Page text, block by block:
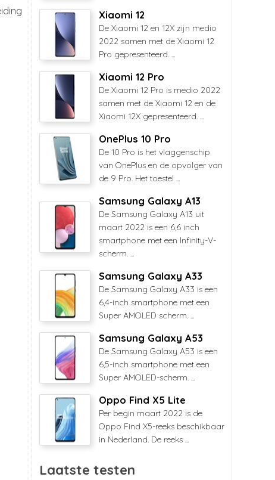
Xiaomi 12
De Xiaomi 12 en 12X zijn medio
2022 samen met de Xiaomi 12
Pro gepresenteerd. ...
Xiaomi 12 Pro
De Xiaomi 12 Pro is medio 2022
samen met de Xiaomi 12 en de
Xiaomi 12X gepresenteerd. ...
OnePlus 10 Pro
De 10 Pro is het vlaggenschip
van OnePlus en de opvolger van
de 9 Pro. Het toestel ...
Samsung Galaxy A13
De Samsung Galaxy A13 uit
maart 2022 is een 6,6 inch
smartphone met een Infinity-V-
scherm. ...
Samsung Galaxy A33
De Samsung Galaxy A33 is een
6,4-inch smartphone met een
Super AMOLED scherm. ...
Samsung Galaxy A53
De Samsung Galaxy A53 is een
6,5-inch smartphone met een
Super AMOLED-scherm. ...
Oppo Find X5 Lite
Per begin maart 2022 is de
Oppo Find X5-reeks beschikbaar
in Nederland. De reeks ...
Laatste testen